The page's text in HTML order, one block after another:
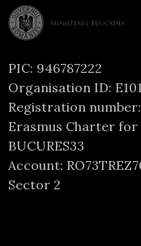
PIC: 946787222
Organisation ID:
Registration number:
Erasmus Charter for
BUCURES33
Account:
Sector 2